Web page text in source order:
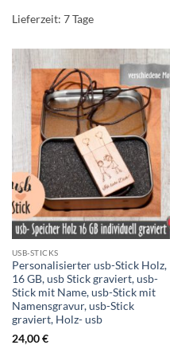
Lieferzeit: 7 Tage
USB-STICKS
Personalisierter usb-Stick Holz,
16 GB, usb Stick graviert, usb-
Stick mit Name, usb-Stick mit
Namensgravur, usb-Stick
graviert, Holz- usb
24,00€